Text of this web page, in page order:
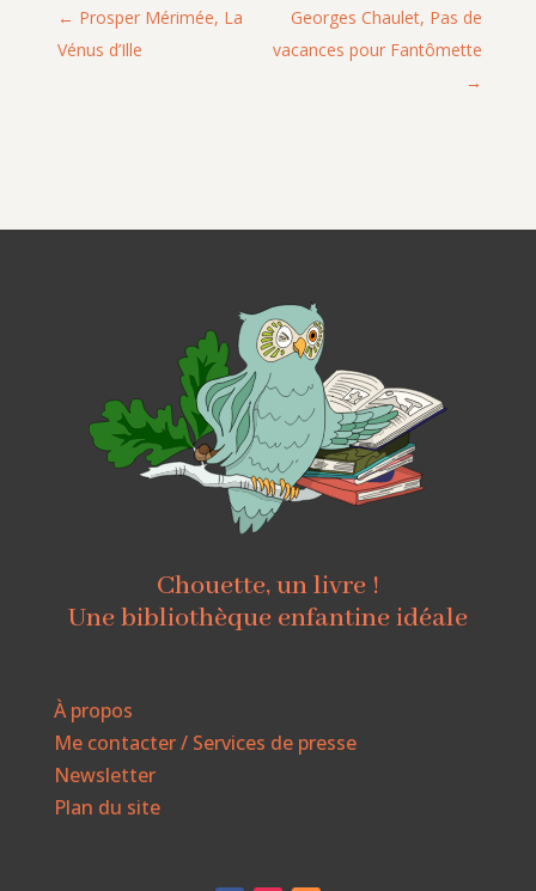
Georges Chaulet, Pas de
vacances pour Fantômette
Prosper Mérimée, La
Vénus d’Ille
Chouette, un livre !
Une bibliothèque enfantine idéale
À propos
Me contacter / Services de presse
Newsletter
Plan du site